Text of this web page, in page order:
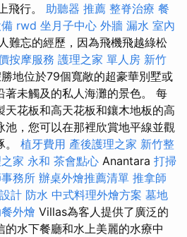
飛行。 助聽器 推薦 整脊治療 餐
rwd 坐月子中心 外牆 漏水 室內
難忘的經歷，因為飛機飛越綠松
按摩服務 護理之家 單人房 新竹
地位於79個寬敞的超豪華別墅或
著未觸及的私人海灘的景色。 每
天花板和高天花板和鑲木地板的高
池，您可以在那裡欣賞地平線並觀
。 植牙費用 產後護理之家 新竹整
家 永和 茶會點心 Anantara 打掃
務所 辦桌外燴推薦清單 推拿師
計 防水 中式料理外燴方案 墓地
外燴 Villas為客人提供了廣泛的
的水下餐廳和水上美麗的水療中